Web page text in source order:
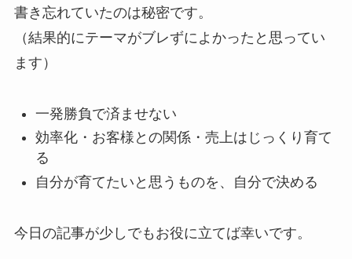
書き忘れていたのは秘密です。
（結果的にテーマがブレずによかったと思ってい
ます）
一発勝負で済ませない
効率化・お客様との関係・売上はじっくり育て
る
自分が育てたいと思うものを、自分で決める
今日の記事が少しでもお役に立てば幸いです。